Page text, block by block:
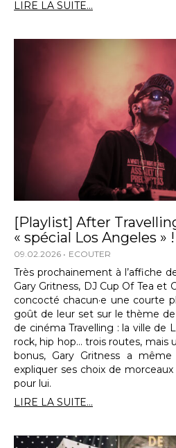
LIRE LA SUITE...
[Playlist] After
« spécial Los Angeles » !
09.02.2026 ECOUTER
Très prochainement à l’affiche
Gary Gritness, DJ Cup Of Tea et
concocté chacun·e une courte
goût de leur set sur le thème de
de cinéma Travelling : la ville de
rock, hip hop… trois routes, mais
bonus, Gary Gritness a
expliquer ses choix de
pour lui.
LIRE LA SUITE...